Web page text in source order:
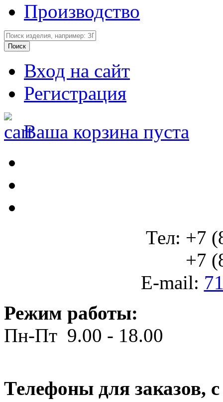
Производство
Вход на сайт
Регистрация
Ваша корзина пуста
Тел: +7
+7
E-mail:
Режим работы:
Пн-Пт 9.00 - 18.00
Телефоны для заказов,